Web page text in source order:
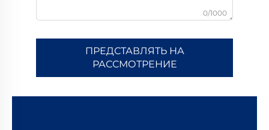
0/1000
ПРЕДСТАВЛЯТЬ НА
РАССМОТРЕНИЕ